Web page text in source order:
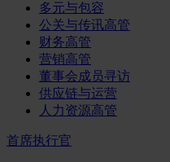
多元与包容
公关与传讯高管
财务高管
营销高管
董事会成员寻访
供应链与运营
人力资源高管
首席执行官